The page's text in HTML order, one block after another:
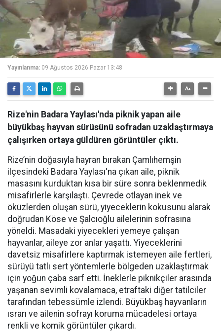
Yayınlanma: 09 Ağustos 2026 Pazar 13:48
Rize'nin Badara Yaylası'nda piknik yapan aile
büyükbaş hayvan sürüsünü sofradan uzaklaştırmaya
çalışırken ortaya güldüren görüntüler çıktı.
Rize’nin doğasıyla hayran bırakan Çamlıhemşin
ilçesindeki Badara Yaylası'na çıkan aile, piknik
masasını kurduktan kısa bir süre sonra beklenmedik
misafirlerle karşılaştı. Çevrede otlayan inek ve
öküzlerden oluşan sürü, yiyeceklerin kokusunu alarak
doğrudan Köse ve Şalcıoğlu ailelerinin sofrasına
yöneldi. Masadaki yiyecekleri yemeye çalışan
hayvanlar, aileye zor anlar yaşattı. Yiyeceklerini
davetsiz misafirlere kaptırmak istemeyen aile fertleri,
sürüyü tatlı sert yöntemlerle bölgeden uzaklaştırmak
için yoğun çaba sarf etti. İneklerle piknikçiler arasında
yaşanan sevimli kovalamaca, etraftaki diğer tatilciler
tarafından tebessümle izlendi. Büyükbaş hayvanların
ısrarı ve ailenin sofrayı koruma mücadelesi ortaya
renkli ve komik görüntüler çıkardı.